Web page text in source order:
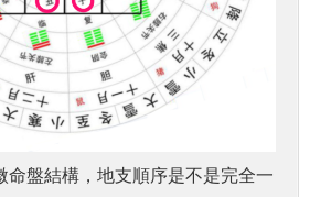
命盤結構，地支順序是不是完全一